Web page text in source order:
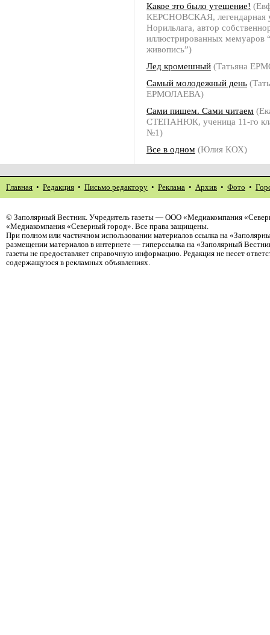
Какое это было утешение!
КЕРСНОВСКАЯ, легендарная
Норильлага, автор
иллюстрированных мемуаров
живопись”)
Лед кромешный (Татьяна
Самый молодежный день
ЕРМОЛАЕВА)
Сами пишем. Сами читаем
СТЕПАНЮК, ученица 11-го
№1)
Все в одном (Юлия КОХ)
Главная • Редакция • Письмо редактору • Реклама • Архив • Фото •
© Заполярный Вестник. Учредитель газеты — ООО «Медиакомпания
«Медиакомпания «Северный город». Все права защищены.
При полном или частичном использовании материалов ссылка на
размещении материалов в интернете — гиперссылка на «Заполярный
газеты не предоставляет справочную информацию. Редакция не несет
содержащуюся в рекламных объявлениях.